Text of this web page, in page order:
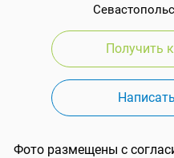
Получить
Фото размещены с